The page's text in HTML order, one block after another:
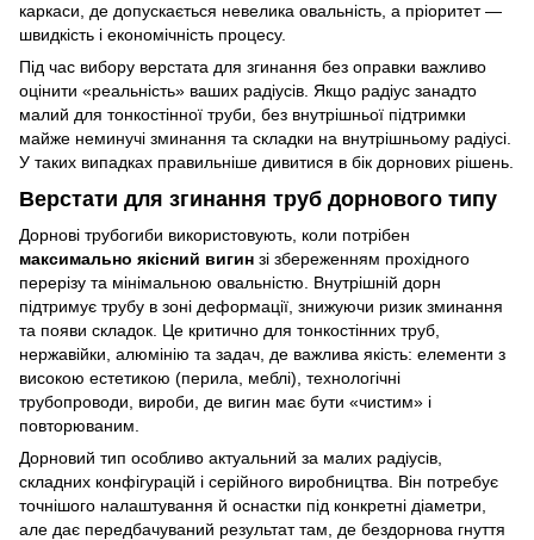
каркаси, де допускається невелика овальність, а пріоритет —
швидкість і економічність процесу.
Під час вибору верстата для згинання без оправки важливо
оцінити «реальність» ваших радіусів. Якщо радіус занадто
малий для тонкостінної труби, без внутрішньої підтримки
майже неминучі зминання та складки на внутрішньому радіусі.
У таких випадках правильніше дивитися в бік дорнових рішень.
Верстати для згинання труб дорнового типу
Дорнові трубогиби використовують, коли потрібен
максимально якісний вигин зі збереженням прохідного
перерізу та мінімальною овальністю. Внутрішній дорн
підтримує трубу в зоні деформації, знижуючи ризик зминання
та появи складок. Це критично для тонкостінних труб,
нержавійки, алюмінію та задач, де важлива якість: елементи з
високою естетикою (перила, меблі), технологічні
трубопроводи, вироби, де вигин має бути «чистим» і
повторюваним.
Дорновий тип особливо актуальний за малих радіусів,
складних конфігурацій і серійного виробництва. Він потребує
точнішого налаштування й оснастки під конкретні діаметри,
але дає передбачуваний результат там, де бездорнова гнуття